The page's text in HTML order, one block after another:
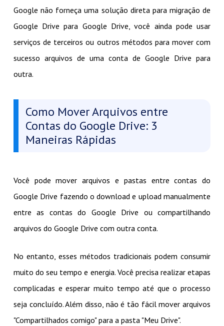
Google não forneça uma solução direta para migração de
Google Drive para Google Drive, você ainda pode usar
serviços de terceiros ou outros métodos para mover com
sucesso arquivos de uma conta de Google Drive para
outra.
Como Mover Arquivos entre
Contas do Google Drive: 3
Maneiras Rápidas
Você pode mover arquivos e pastas entre contas do
Google Drive fazendo o download e upload manualmente
entre as contas do Google Drive ou compartilhando
arquivos do Google Drive com outra conta.
No entanto, esses métodos tradicionais podem consumir
muito do seu tempo e energia. Você precisa realizar etapas
complicadas e esperar muito tempo até que o processo
seja concluído. Além disso, não é tão fácil mover arquivos
"Compartilhados comigo" para a pasta "Meu Drive".